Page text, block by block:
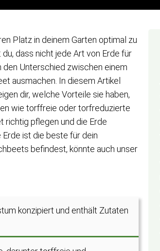
Platz in deinem Garten optimal zu
dass nicht jede Art von Erde für
Unterschied zwischen einem
ausmachen. In diesem Artikel
dir, welche Vorteile sie haben,
wie torffreie oder torfreduzierte
richtig pflegen und die Erde
Erde ist die beste für dein
befindest, könnte auch unser
konzipiert und enthält Zutaten